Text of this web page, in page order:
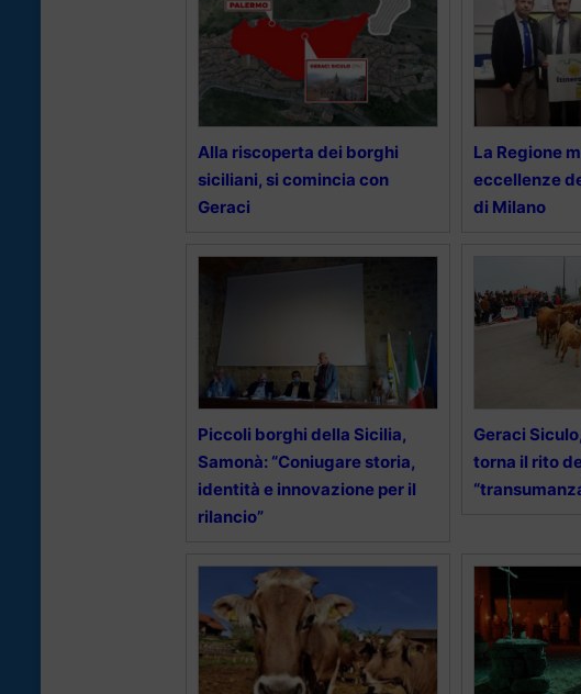
Alla riscoperta dei borghi
siciliani, si comincia con
Geraci
La Regione
eccellenze
di Milano
Piccoli borghi della Sicilia,
Samonà: “Coniugare storia,
identità e innovazione per il
rilancio”
Geraci
torna il rito